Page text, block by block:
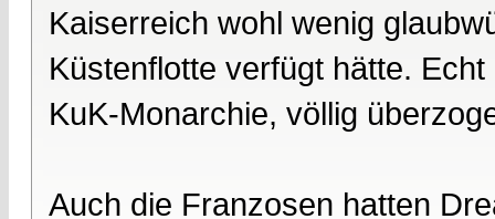
Kaiserreich wohl wenig
Küstenflotte verfügt hätte.
KuK-Monarchie, völlig
Auch die Franzosen hatten